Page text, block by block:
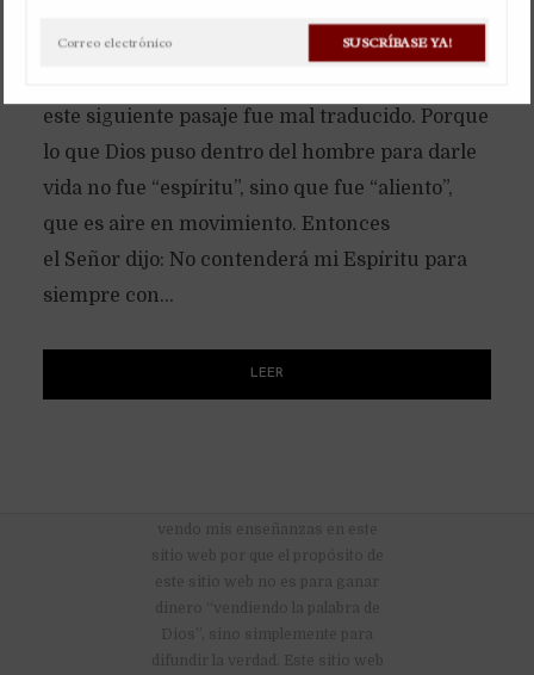
La palabra en español “espíritu” no existe en los
este siguiente pasaje fue mal traducido. Porque
lo que Dios puso dentro del hombre para darle
vida no fue “espíritu”, sino que fue “aliento”,
que es aire en movimiento. Entonces
el Señor dijo: No contenderá mi Espíritu para
siempre con...
LEER
vendo mis enseñanzas en este
sitio web por que el propósito de
este sitio web no es para ganar
dinero “vendiendo la palabra de
Dios”, sino simplemente para
difundir la verdad. Este sitio web
SUSCRÍBASE YA!